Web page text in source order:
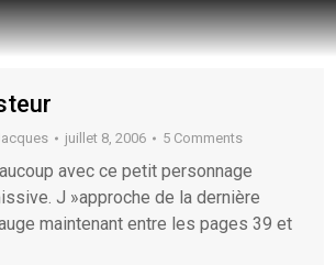
juillet 8, 2006 5 Comments
avec ce petit personnage
J »approche de la dernière
maintenant entre les pages 39 et